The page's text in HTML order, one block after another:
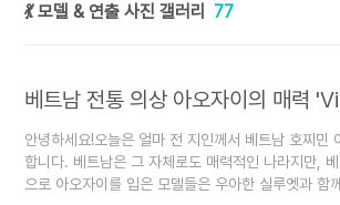
💃 모델 & 연출 사진 갤러리 77
베트남 전통 의상 아오자이의 매력
안녕하세요!오늘은 얼마 전 지인께서 베트남 호찌
합니다. 베트남은 그 자체로도 매력적인 나라지만,
으로 아오자이를 입은 모델들은 우아한 실루엣과